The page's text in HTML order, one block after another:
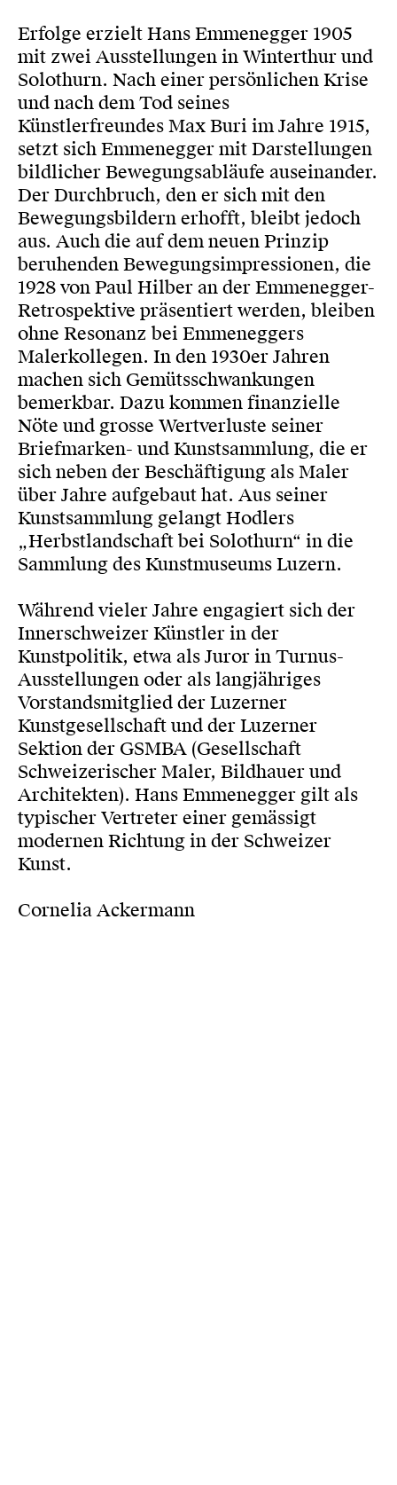
Erfolge erzielt Hans Emmenegger 1905
mit zwei Ausstellungen in Winterthur und
Solothurn. Nach einer persönlichen Krise
und nach dem Tod seines
Künstlerfreundes Max Buri im Jahre 1915,
setzt sich Emmenegger mit Darstellungen
bildlicher Bewegungsabläufe auseinander.
Der Durchbruch, den er sich mit den
Bewegungsbildern erhofft, bleibt jedoch
aus. Auch die auf dem neuen Prinzip
beruhenden Bewegungsimpressionen, die
1928 von Paul Hilber an der Emmenegger-
Retrospektive präsentiert werden, bleiben
ohne Resonanz bei Emmeneggers
Malerkollegen. In den 1930er Jahren
machen sich Gemütsschwankungen
bemerkbar. Dazu kommen finanzielle
Nöte und grosse Wertverluste seiner
Briefmarken- und Kunstsammlung, die er
sich neben der Beschäftigung als Maler
über Jahre aufgebaut hat. Aus seiner
Kunstsammlung gelangt Hodlers
„Herbstlandschaft bei Solothurn“ in die
Sammlung des Kunstmuseums Luzern.
Während vieler Jahre engagiert sich der
Innerschweizer Künstler in der
Kunstpolitik, etwa als Juror in Turnus-
Ausstellungen oder als langjähriges
Vorstandsmitglied der Luzerner
Kunstgesellschaft und der Luzerner
Sektion der GSMBA (Gesellschaft
Schweizerischer Maler, Bildhauer und
Architekten). Hans Emmenegger gilt als
typischer Vertreter einer gemässigt
modernen Richtung in der Schweizer
Kunst.
Cornelia Ackermann